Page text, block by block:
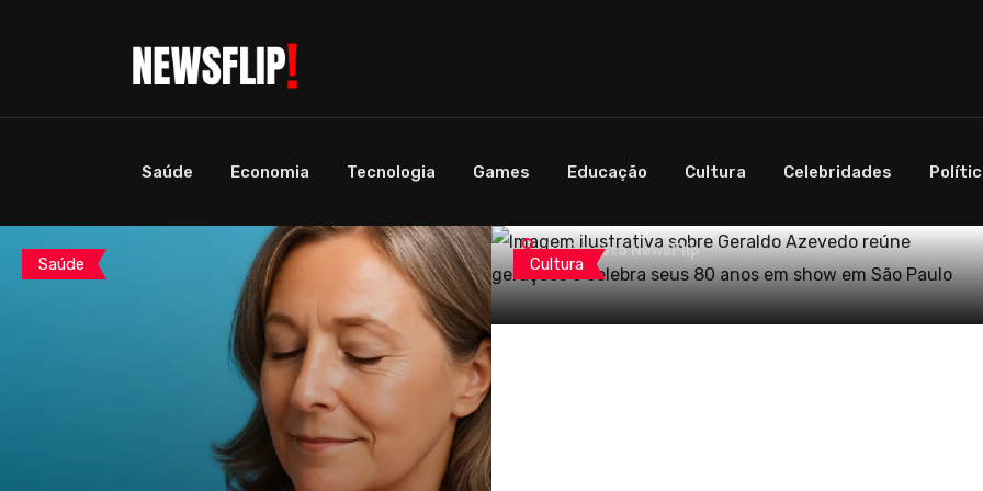
Saúde Economia Tecnologia Games Educação Cultura Celebridades
Cultura
Geraldo Azevedo Celebra 80 Anos em
byRevista NewsFlip
Celebridades
agosto 6, 2026
ao Troféu Imprensa
byRevista NewsFlip